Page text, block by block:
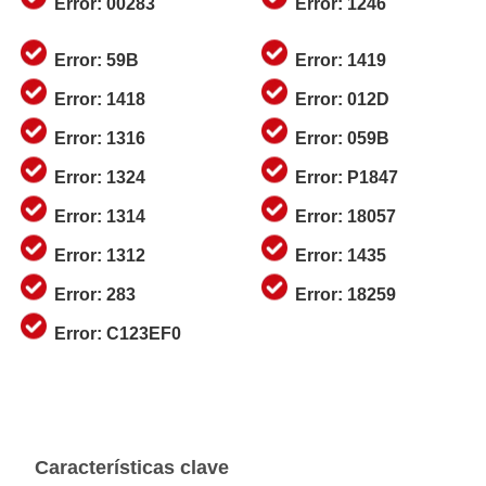
Error: 59B
Error: 1418
Error: 1316
Error: 1324
Error: 1314
Error: 1312
Error: 283
Error: C123EF0
Error: 1419
Error: 012D
Error: 059B
Error: P1847
Error: 18057
Error: 1435
Error: 18259
Características clave